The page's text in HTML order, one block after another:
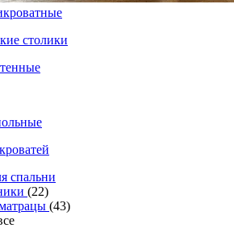
столики
спальни
(22)
(43)